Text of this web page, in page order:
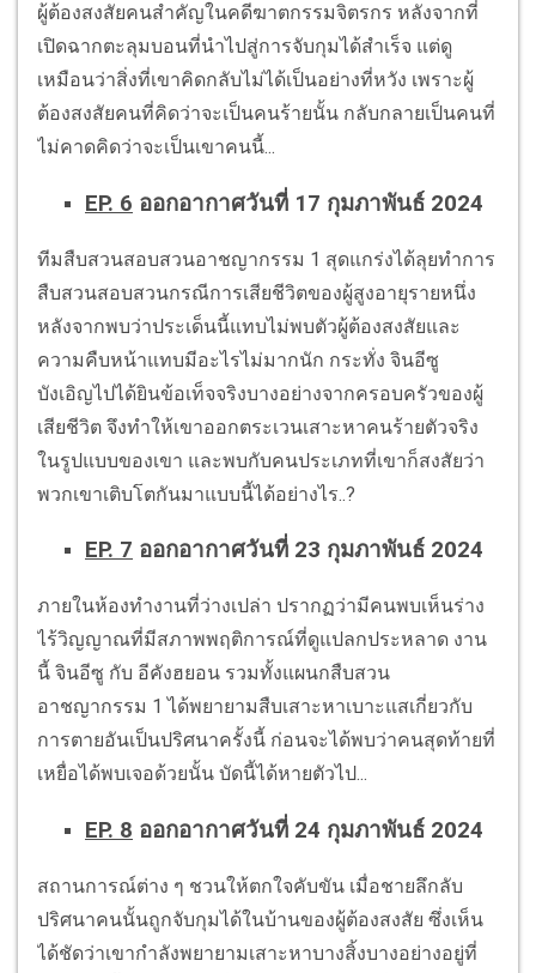
ผู้ต้องสงสัยคนสำคัญในคดีฆาตกรรมจิตรกร หลังจากที่
เปิดฉากตะลุมบอนที่นำไปสู่การจับกุมได้สำเร็จ แต่ดู
เหมือนว่าสิ่งที่เขาคิดกลับไม่ได้เป็นอย่างที่หวัง เพราะผู้
ต้องสงสัยคนที่คิดว่าจะเป็นคนร้ายนั้น กลับกลายเป็นคนที่
ไม่คาดคิดว่าจะเป็นเขาคนนี้...
EP. 6 ออกอากาศวันที่ 17 กุมภาพันธ์ 2024
ทีมสืบสวนสอบสวนอาชญากรรม 1 สุดแกร่งได้ลุยทำการ
สืบสวนสอบสวนกรณีการเสียชีวิตของผู้สูงอายุรายหนึ่ง
หลังจากพบว่าประเด็นนี้แทบไม่พบตัวผู้ต้องสงสัยและ
ความคืบหน้าแทบมีอะไรไม่มากนัก กระทั่ง จินอีซู
บังเอิญไปได้ยินข้อเท็จจริงบางอย่างจากครอบครัวของผู้
เสียชีวิต จึงทำให้เขาออกตระเวนเสาะหาคนร้ายตัวจริง
ในรูปแบบของเขา และพบกับคนประเภทที่เขาก็สงสัยว่า
พวกเขาเติบโตกันมาแบบนี้ได้อย่างไร..?
EP. 7 ออกอากาศวันที่ 23 กุมภาพันธ์ 2024
ภายในห้องทำงานที่ว่างเปล่า ปรากฏว่ามีคนพบเห็นร่าง
ไร้วิญญาณที่มีสภาพพฤติการณ์ที่ดูแปลกประหลาด งาน
นี้ จินอีซู กับ อีคังฮยอน รวมทั้งแผนกสืบสวน
อาชญากรรม 1 ได้พยายามสืบเสาะหาเบาะแสเกี่ยวกับ
การตายอันเป็นปริศนาครั้งนี้ ก่อนจะได้พบว่าคนสุดท้ายที่
เหยื่อได้พบเจอด้วยนั้น บัดนี้ได้หายตัวไป...
EP. 8 ออกอากาศวันที่ 24 กุมภาพันธ์ 2024
สถานการณ์ต่าง ๆ ชวนให้ตกใจคับขัน เมื่อชายลึกลับ
ปริศนาคนนั้นถูกจับกุมได้ในบ้านของผู้ต้องสงสัย ซึ่งเห็น
ได้ชัดว่าเขากำลังพยายามเสาะหาบางสิ้งบางอย่างอยู่ที่